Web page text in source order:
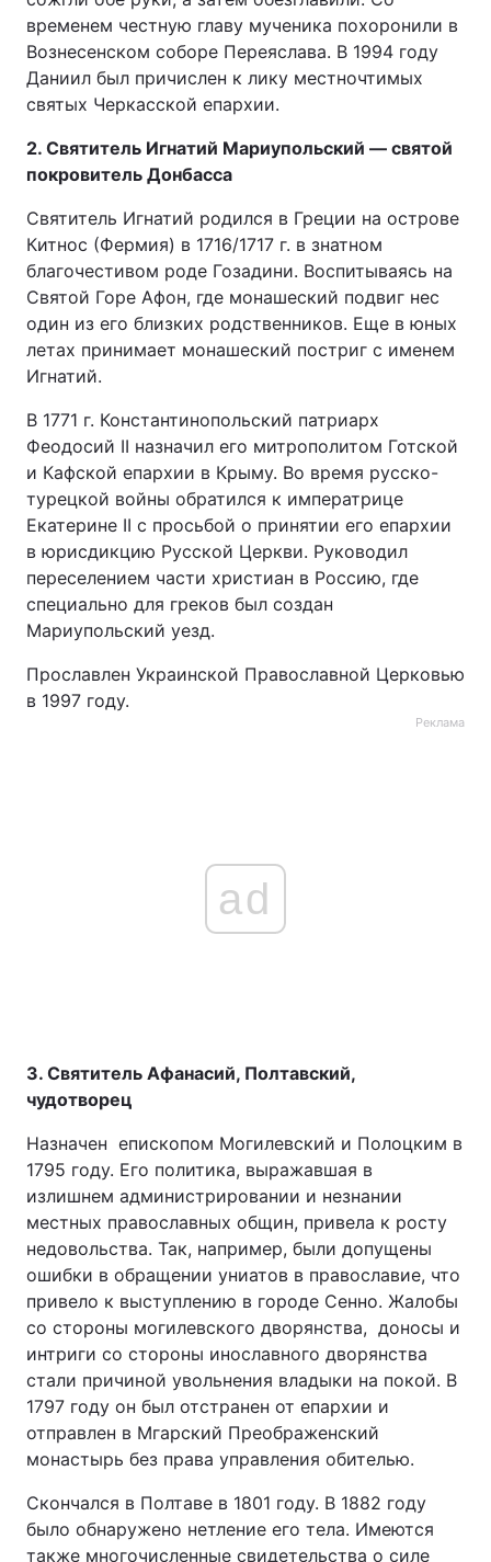
временем честную главу мученика похоронили в
Вознесенском соборе Переяслава. В 1994 году
Даниил был причислен к лику местночтимых
святых Черкасской епархии.
2. Святитель Игнатий Мариупольский — святой
покровитель Донбасса
Святитель Игнатий родился в Греции на острове
Китнос (Фермия) в 1716/1717 г. в знатном
благочестивом роде Гозадини. Воспитываясь на
Святой Горе Афон, где монашеский подвиг нес
один из его близких родственников. Еще в юных
летах принимает монашеский постриг с именем
Игнатий.
В 1771 г. Константинопольский патриарх
Феодосий II назначил его митрополитом Готской
и Кафской епархии в Крыму. Во время русско-
турецкой войны обратился к императрице
Екатерине II с просьбой о принятии его епархии
в юрисдикцию Русской Церкви. Руководил
переселением части христиан в Россию, где
специально для греков был создан
Мариупольский уезд.
Прославлен Украинской Православной Церковью
в 1997 году.
Реклама
ad
3. Святитель Афанасий, Полтавский,
чудотворец
Назначен епископом Могилевский и Полоцким в
1795 году. Его политика, выражавшая в
излишнем администрировании и незнании
местных православных общин, привела к росту
недовольства. Так, например, были допущены
ошибки в обращении униатов в православие, что
привело к выступлению в городе Сенно. Жалобы
со стороны могилевского дворянства, доносы и
интриги со стороны инославного дворянства
стали причиной увольнения владыки на покой. В
1797 году он был отстранен от епархии и
отправлен в Мгарский Преображенский
монастырь без права управления обителью.
Скончался в Полтаве в 1801 году. В 1882 году
было обнаружено нетление его тела. Имеются
также многочисленные свидетельства о силе